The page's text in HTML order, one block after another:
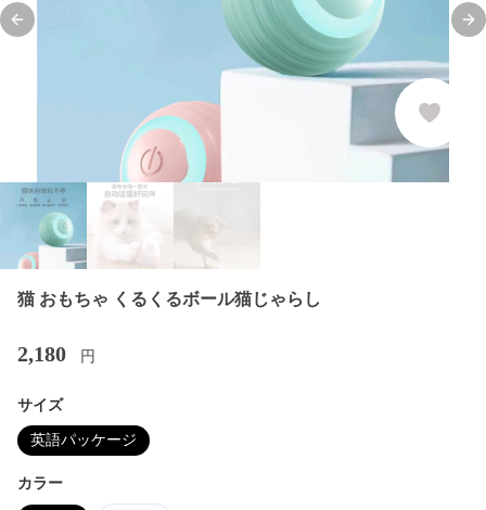
Previous slide
猫 おもちゃ くるくるボール猫じゃらし
2,180 円
サイズ
英語パッケージ
カラー